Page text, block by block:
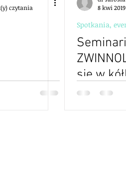
czytania
8 kwi 2019
Spotkania,
się w
postępu
wie o